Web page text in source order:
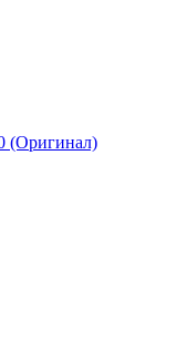
(Оригинал)